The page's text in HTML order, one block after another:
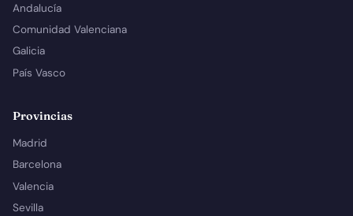
Andalucía
Comunidad Valenciana
Galicia
País Vasco
Provincias
Madrid
Barcelona
Valencia
Sevilla